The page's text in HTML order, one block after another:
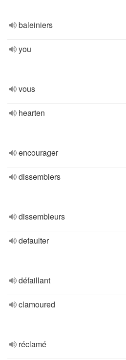
baleiniers
you
vous
hearten
encourager
dissemblers
dissembleurs
defaulter
défaillant
clamoured
réclamé